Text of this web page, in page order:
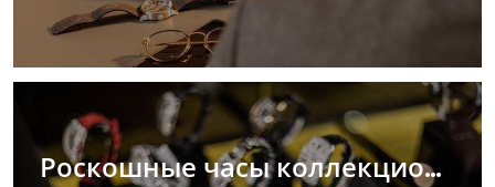
Роскошные часы коллекционера